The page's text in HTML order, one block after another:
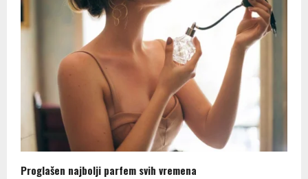
Proglašen najbolji parfem svih vremena